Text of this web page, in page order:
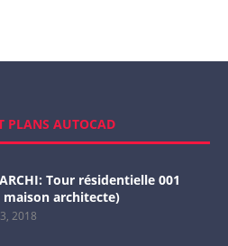
PLANS AUTOCAD
Tour résidentielle 001
maison architecte)
2018